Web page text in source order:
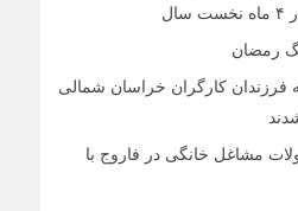
رمضان
فرزندان کارگران خراسان شمالی
مشاغل خانگی در فاروج با